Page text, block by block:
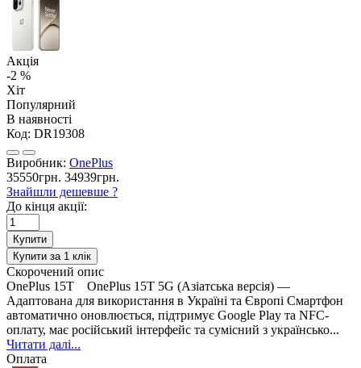
Акція
-2 %
Хіт
Популярний
В наявності
Код: DR19308
Виробник: OnePlus
35550грн. 34939грн.
Знайшли дешевше ?
До кінця акції:
Купити
Купити за 1 клiк
Скорочений опис
OnePlus 15T OnePlus 15T 5G (Азіатська версія) —
Адаптована для використання в Україні та Європі Смартфон
автоматично оновлюється, підтримує Google Play та NFC-
оплату, має російський інтерфейс та сумісний з українсько...
Читати далі...
Оплата